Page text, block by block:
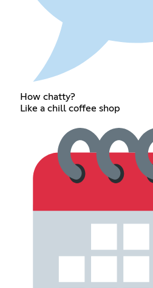
How chatty?
Like a chill coffee shop